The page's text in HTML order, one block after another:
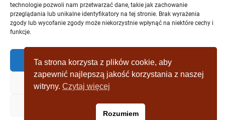
technologie pozwoli nam przetwarzać dane, takie jak zachowanie
przeglądania lub unikalne identyfikatory na tej stronie. Brak wyrażenia
zgody lub wycofanie zgody może niekorzystnie wpłynąć na niektóre cechy i
funkcje.
Zaakceptować
Zaprzeczyć
Zobacz preferencje
Copyright © [2019 - 2025] wagrowiec-
wydarzeniazostatniejchwili.pl Theme: Full News By
Ta strona korzysta z plików cookie, aby
zapewnić najlepszą jakość korzystania z naszej
witryny.Czytaj więcej
Rozumiem